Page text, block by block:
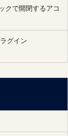
クで開閉するアコ
グイン